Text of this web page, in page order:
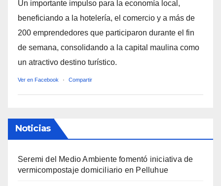
Un importante impulso para la economía local,
beneficiando a la hotelería, el comercio y a más de
200 emprendedores que participaron durante el fin
de semana, consolidando a la capital maulina como
un atractivo destino turístico.
Ver en Facebook · Compartir
Noticias
Seremi del Medio Ambiente fomentó iniciativa de
vermicompostaje domiciliario en Pelluhue